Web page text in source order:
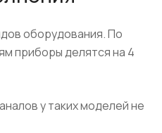
оборудования. По
приборы делятся на 4
у таких моделей не